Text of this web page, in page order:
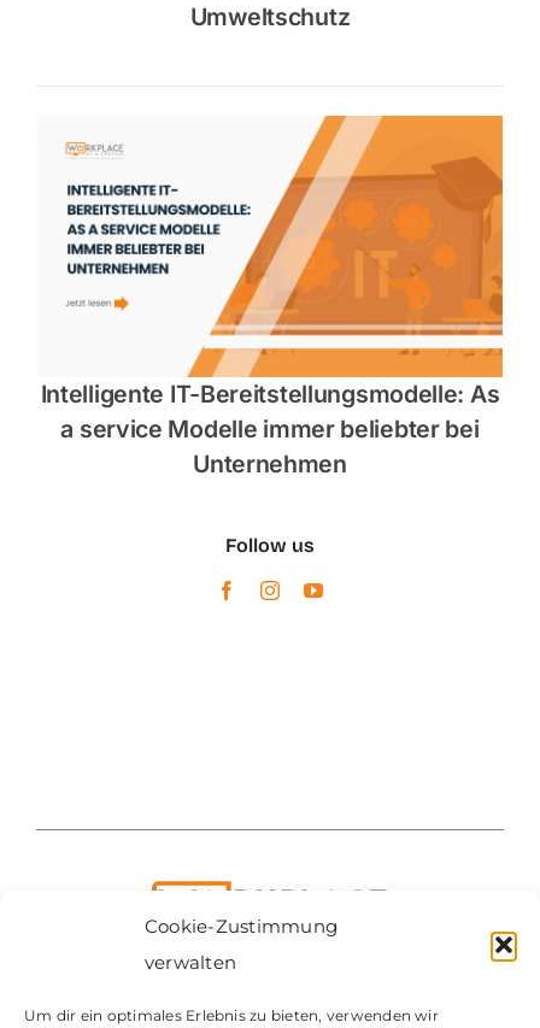
Cookie-Zustimmung
verwalten
Um dir ein optimales Erlebnis zu bieten, verwenden wir
Umweltschutz
Intelligente IT-Bereitstellungsmodelle: As
a service Modelle immer beliebter bei
Unternehmen
Follow us